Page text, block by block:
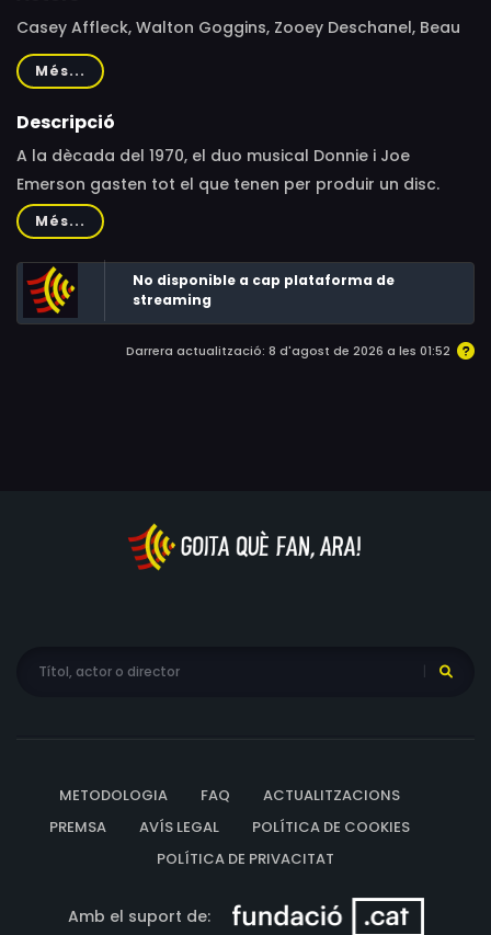
Casey Affleck, Walton Goggins, Zooey Deschanel, Beau
Bridges, Chris Messina, Noah Jupe, Jack Dylan Grazer,
Katy Cavanagh, Mellanie Hubert, Maeve Campbell,
McKenna Ralston, Doug Dawson, Rich Morris, Brandon
Jhon Goodwin, Cari Wilton, Barbara Deering, Richard
Sloniker, Carlos L. Fox, Lauren Megan McCarthy, Claire
Yarber, Aimee Paxton, Carson Verity, Bonni Dichone, Ian
Wells, Darcy Else, Callan Spafford, Charles Charlebois,
Michael McCarthy, Mike D Harris, Frank A. Gaimari, Ryan
Chen, Matt Rindge, Rosie Huddleston, Amandaree Fox,
Ilan Hernandez, Dave Johnson, Ashleigh Oswalt, Kayla
Més...
Descripció
A la dècada del 1970, el duo musical Donnie i Joe
Emerson gasten tot el que tenen per produir un disc.
Més...
No disponible a cap plataforma de
streaming
Darrera actualització: 8 d'agost de 2026 a les 01:52
METODOLOGIA FAQ
ACTUALITZACIONS
PREMSA
AVÍS LEGAL
POLÍTICA DE COOKIES
POLÍTICA DE PRIVACITAT
Amb el suport de: